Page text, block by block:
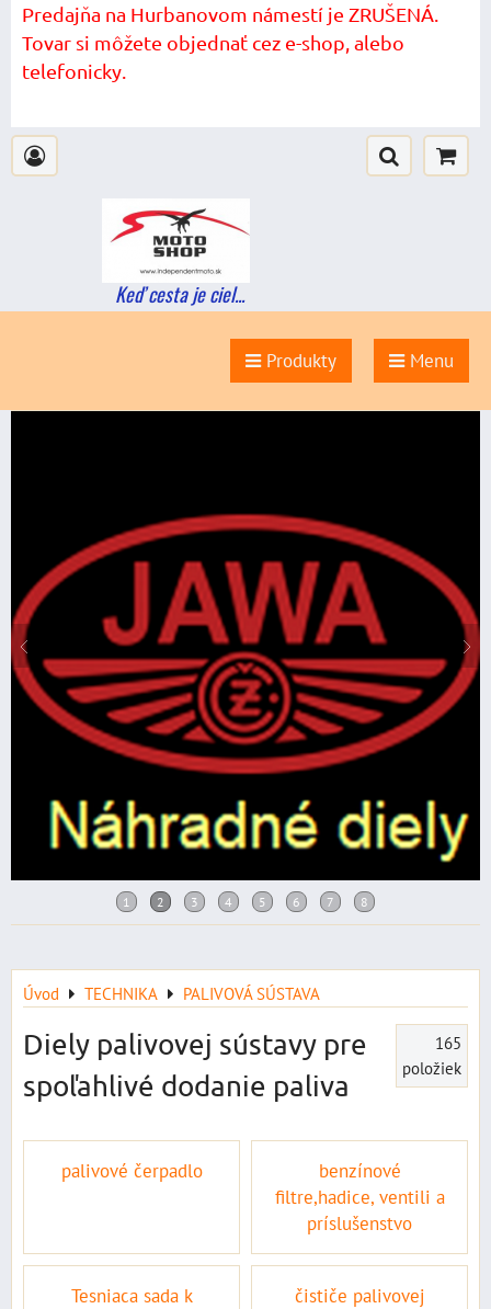
Predajňa na Hurbanovom námestí je ZRUŠENÁ.
Tovar si môžete objednať cez e-shop, alebo
telefonicky.
Keď cesta je ciel...
Produkty Menu
Úvod TECHNIKA PALIVOVÁ SÚSTAVA
Diely palivovej sústavy pre
spoľahlivé dodanie paliva
165
položiek
palivové čerpadlo
benzínové
filtre,hadice, ventili a
príslušenstvo
Tesniaca sada k
čističe palivovej